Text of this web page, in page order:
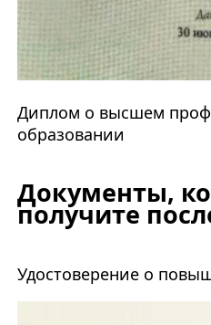
Диплом о высшем
образовании
Документы,
получите
Удостоверение о